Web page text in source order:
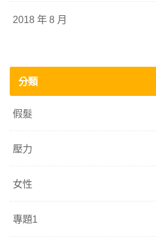
2018 年 8 月
分類
假髮
壓力
女性
專題1